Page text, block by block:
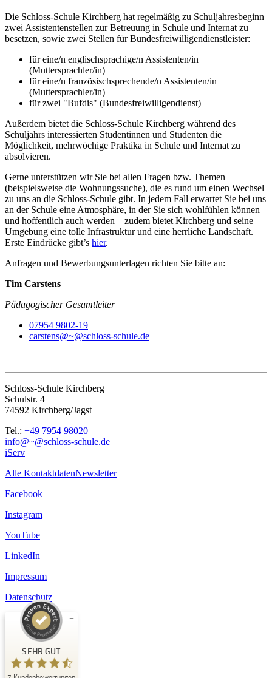
Die Schloss-Schule Kirchberg hat regelmäßig zu Schuljahresbeginn
zwei Assistentenstellen zur Betreuung in Schule und Internat zu
besetzen, sowie zwei Stellen für Bundesfreiwilligendienstleister:
für eine/n englischsprachige/n Assistenten/in
(Muttersprachler/in)
für eine/n französischsprechende/n Assistenten/in
(Muttersprachler/in)
für zwei "Bufdis" (Bundesfreiwilligendienst)
Außerdem bietet die Schloss-Schule Kirchberg während des
Schuljahrs interessierten Studentinnen und Studenten die
Möglichkeit, mehrwöchige Praktika in Schule und Internat zu
absolvieren.
Gerne unterstützen wir Sie bei allen Fragen bzw. Themen
(beispielsweise die Wohnungssuche), die es rund um einen Wechsel
zu uns an die Schloss-Schule gibt. In jedem Fall erwartet Sie bei uns
an der Schule eine Atmosphäre, in der Sie sich wohlfühlen können
und hoffentlich auch werden – zudem bietet Kirchberg und seine
Umgebung eine tolle Infrastruktur und eine herrliche Landschaft.
Erste Eindrücke gibt’s hier.
Anfragen und Bewerbungsunterlagen richten Sie bitte an:
Tim Carstens
Pädagogischer Gesamtleiter
07954 9802-19
carstens@~@schloss-schule.de
Schloss-Schule Kirchberg
Schulstr. 4
74592 Kirchberg/Jagst
Tel.: +49 7954 98020
info@~@schloss-schule.de
iServ
Alle KontaktdatenNewsletter
Facebook
Instagram
YouTube
LinkedIn
Impressum
Datenschutz
SEHR GUT
Kundenbewertungen und Erfahrungen zu
Schloss-Schule Kirchberg